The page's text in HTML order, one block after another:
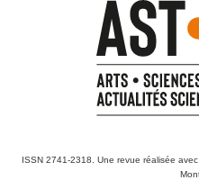
ISSN 2741-2318. Une revue réalisée